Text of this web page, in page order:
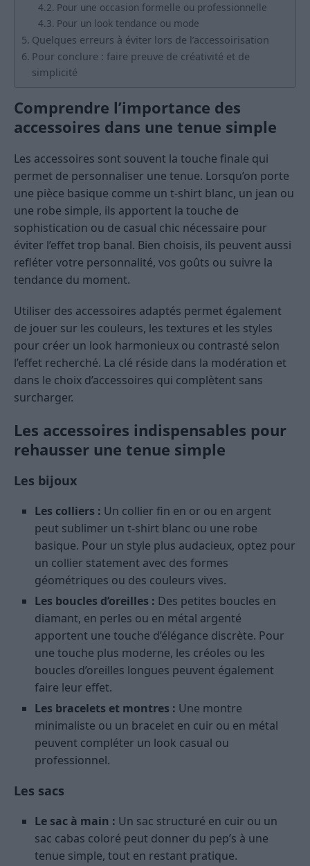
Pour une occasion formelle ou professionnelle
Pour un look tendance ou mode
Quelques erreurs à éviter lors de l’accessoirisation
Pour conclure : faire preuve de créativité et de
simplicité
Comprendre l’importance des
accessoires dans une tenue simple
Les accessoires sont souvent la touche finale qui
permet de personnaliser une tenue. Lorsqu’on porte
une pièce basique comme un t-shirt blanc, un jean ou
une robe simple, ils apportent la touche de
sophistication ou de casual chic nécessaire pour
éviter l’effet trop banal. Bien choisis, ils peuvent aussi
refléter votre personnalité, vos goûts ou suivre la
tendance du moment.
Utiliser des accessoires adaptés permet également
de jouer sur les couleurs, les textures et les styles
pour créer un look harmonieux ou contrasté selon
l’effet recherché. La clé réside dans la modération et
dans le choix d’accessoires qui complètent sans
surcharger.
Les accessoires indispensables pour
rehausser une tenue simple
Les bijoux
Les colliers : Un collier fin en or ou en argent
peut sublimer un t-shirt blanc ou une robe
basique. Pour un style plus audacieux, optez pour
un collier statement avec des formes
géométriques ou des couleurs vives.
Les boucles d’oreilles : Des petites boucles en
diamant, en perles ou en métal argenté
apportent une touche d’élégance discrète. Pour
une touche plus moderne, les créoles ou les
boucles d’oreilles longues peuvent également
faire leur effet.
Les bracelets et montres : Une montre
minimaliste ou un bracelet en cuir ou en métal
peuvent compléter un look casual ou
professionnel.
Les sacs
Le sac à main : Un sac structuré en cuir ou un
sac cabas coloré peut donner du pep’s à une
tenue simple, tout en restant pratique.